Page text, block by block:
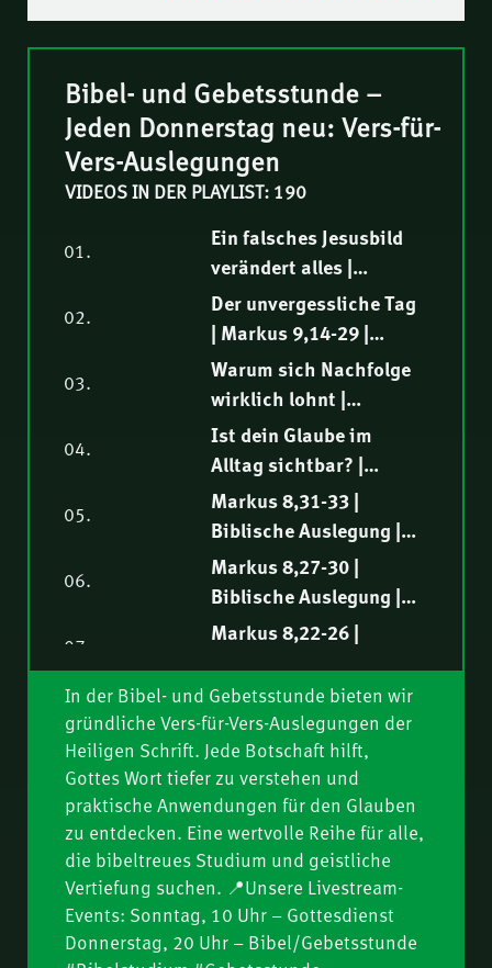
Bibel- und Gebetsstunde –
Jeden Donnerstag neu: Vers-für-
Vers-Auslegungen
VIDEOS IN DER PLAYLIST: 190
01.
Ein falsches Jesusbild
verändert alles |
Markus 9,30-32 |
Biblische Auslegung |
Thomas Lieth
02.
Der unvergessliche Tag
| Markus 9,14-29 |
Biblische Auslegung |
Elia Morise
03.
Warum sich Nachfolge
wirklich lohnt |
Markus 9,1-13 |
Biblische Auslegung |
Tobias Rindlisbacher
04.
Ist dein Glaube im
Alltag sichtbar? |
Markus 8,34-38 |
Biblische Auslegung |
Markus Steiger
05.
Markus 8,31-33 |
Biblische Auslegung |
Fredy Peter
06.
Markus 8,27-30 |
Biblische Auslegung |
Philipp Ottenburg
07.
Markus 8,22-26 |
Norbert Lieth
08.
Markus 8,14-21 |
Biblische Auslegung |
Ruben Lehmann
09.
Markus 8,10-13 |
Biblische Auslegung |
Samuel Rindlisbacher
10.
Markus 8,1-9 |
Biblische Auslegung |
Philipp Ottenburg
11.
Markus 7,31-37 |
Biblische Auslegung |
Nathanael Winkler
Markus 7,24-30 |
In der Bibel- und Gebetsstunde bieten wir
gründliche Vers-für-Vers-Auslegungen der
Heiligen Schrift. Jede Botschaft hilft,
Gottes Wort tiefer zu verstehen und
praktische Anwendungen für den Glauben
zu entdecken. Eine wertvolle Reihe für alle,
die bibeltreues Studium und geistliche
Vertiefung suchen. 📍Unsere Livestream-
Events: Sonntag, 10 Uhr – Gottesdienst
Donnerstag, 20 Uhr – Bibel/Gebetsstunde